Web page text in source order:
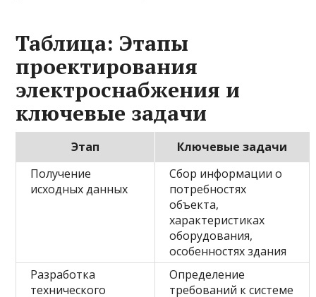
Таблица: Этапы
проектирования
электроснабжения и
ключевые задачи
Этап
Ключевые задачи
Получение
исходных данных
Сбор информации о
потребностях
объекта,
характеристиках
оборудования,
особенностях здания
Разработка
технического
Определение
требований к системе